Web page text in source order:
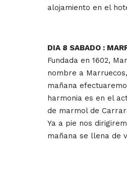
alojamiento en el
DIA 8 SABADO :
Fundada en 1602,
nombre a
mañana
harmonia es en el
de marmol de
Ya a pie nos
mañana se llena de